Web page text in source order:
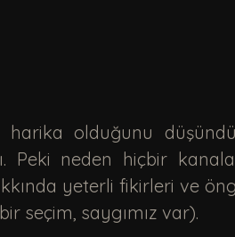
Peki neden hiçbir
yeterli fikirleri ve
seçim, saygımız var).